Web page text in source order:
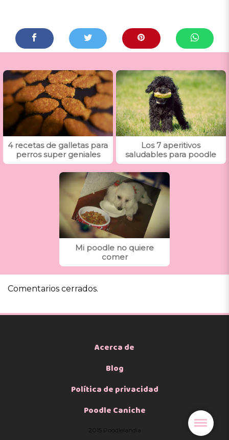
4 recetas de galletas para
perros super geniales
Los 7 aperitivos
saludables para poodle
Mi poodle no quiere
comer
Comentarios cerrados.
Acerca de
Blog
Política de privacidad
Poodle Caniche
2015 Poodlelandia